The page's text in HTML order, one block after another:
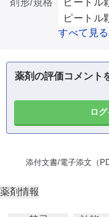
剤形/規格
ピートル
ピートル
すべて見る
薬剤の評価コメント
ロ
添付文書/電子添文（
薬剤情報